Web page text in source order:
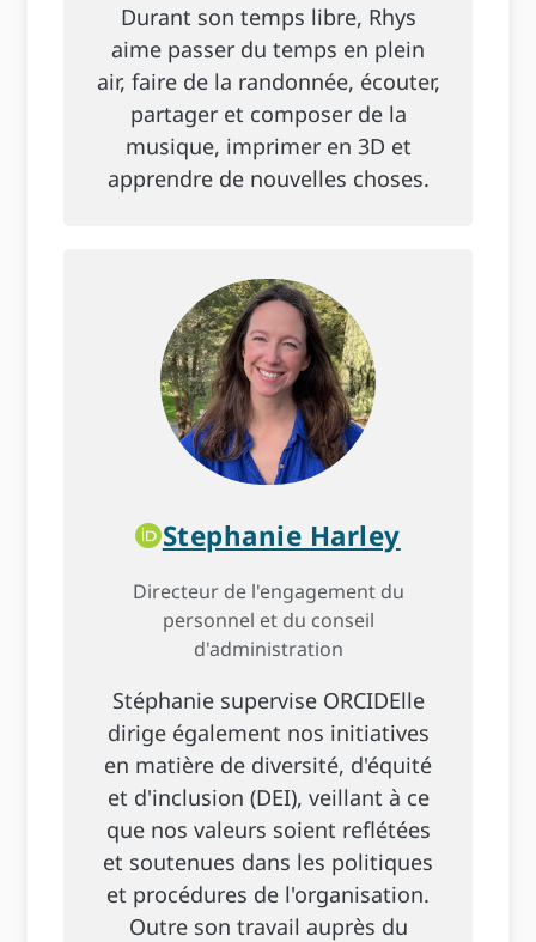
Durant son temps libre, Rhys
aime passer du temps en plein
air, faire de la randonnée, écouter,
partager et composer de la
musique, imprimer en 3D et
apprendre de nouvelles choses.
Stephanie Harley
Directeur de l'engagement du
personnel et du conseil
d'administration
Stéphanie supervise ORCIDElle
dirige également nos initiatives
en matière de diversité, d'équité
et d'inclusion (DEI), veillant à ce
que nos valeurs soient reflétées
et soutenues dans les politiques
et procédures de l'organisation.
Outre son travail auprès du